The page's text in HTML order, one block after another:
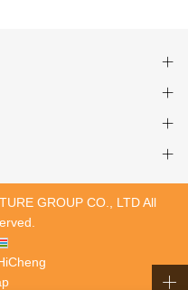
GROUP CO., LTD All